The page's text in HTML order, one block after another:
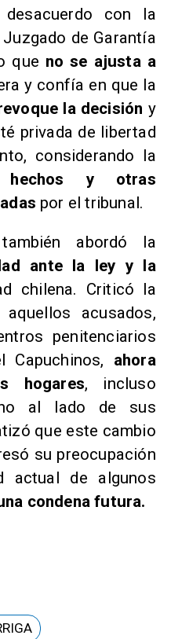
con la
de Garantía
que no se ajusta a
y confía en que la
la decisión y
privada de libertad
considerando la
y otras
por el tribunal.
abordó la
ante la ley y la
chilena. Criticó la
acusados,
penitenciarios
Capuchinos, ahora
hogares, incluso
al lado de sus
que este cambio
su preocupación
actual de algunos
condena futura.